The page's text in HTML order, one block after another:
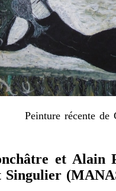
Peinture récente de
et Alain
Singulier